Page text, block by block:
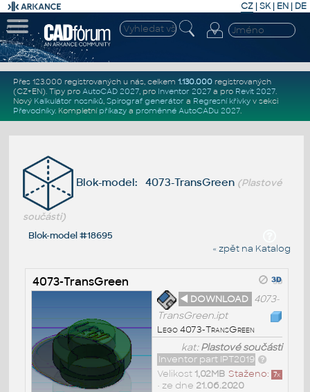
CZ | SK| EN | DE
Přes 123.000 registrovaných u nás, celkem 1.130.000registrovaných
(CZ+EN). Tipy pro AutoCAD 2027, pro Inventor 2027a pro Revit 2027.
Nový Kalkulátor nosníků, Spirograf generátor a Regresní křivkyv sekci
Převodníky. Kompletní příkazya proměnné AutoCADu 2027.
Blok-model: 4073-TransGreen (Plastové
součásti)
Blok-model #18695
« zpět na Katalog
4073-TransGreen
◄ DOWNLOAD 4073-
TransGreen.ipt
Lego 4073-TransGreen
kat:Plastové součásti
Inventor part IPT2019
Staženo: 7x
Velikost 1,02MB
• ze dne 21.06.2020